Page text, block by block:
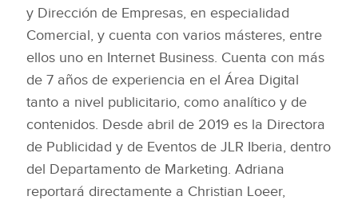
y Dirección de Empresas, en especialidad
Comercial, y cuenta con varios másteres, entre
ellos uno en Internet Business. Cuenta con más
de 7 años de experiencia en el Área Digital
tanto a nivel publicitario, como analítico y de
contenidos. Desde abril de 2019 es la Directora
de Publicidad y de Eventos de JLR Iberia, dentro
del Departamento de Marketing. Adriana
reportará directamente a Christian Loeer,